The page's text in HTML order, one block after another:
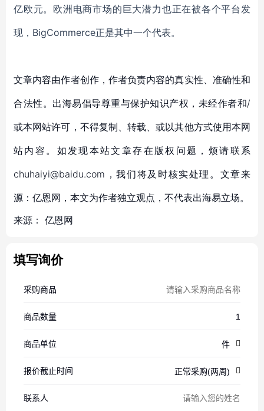
亿欧元。欧洲电商市场的巨大潜力也正在被各个平台发
现，BigCommerce正是其中一个代表。
文章内容由作者创作，作者负责内容的真实性、准确性和
合法性。出海易倡导尊重与保护知识产权，未经作者和/
或本网站许可，不得复制、转载、或以其他方式使用本网
站内容。如发现本站文章存在版权问题，烦请联系
chuhaiyi@baidu.com，我们将及时核实处理。文章来
源：亿恩网，本文为作者独立观点，不代表出海易立场。
来源： 亿恩网
填写询价